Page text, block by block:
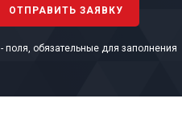
- поля, обязательные для заполнения